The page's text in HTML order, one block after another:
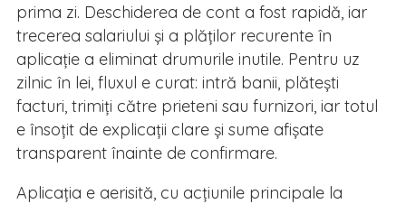
prima zi. Deschiderea de cont a fost rapidă, iar
trecerea salariului și a plăților recurente în
aplicație a eliminat drumurile inutile. Pentru uz
zilnic în lei, fluxul e curat: intră banii, plătești
facturi, trimiți către prieteni sau furnizori, iar totul
e însoțit de explicații clare și sume afișate
transparent înainte de confirmare.
Aplicația e aerisită, cu acțiunile principale la